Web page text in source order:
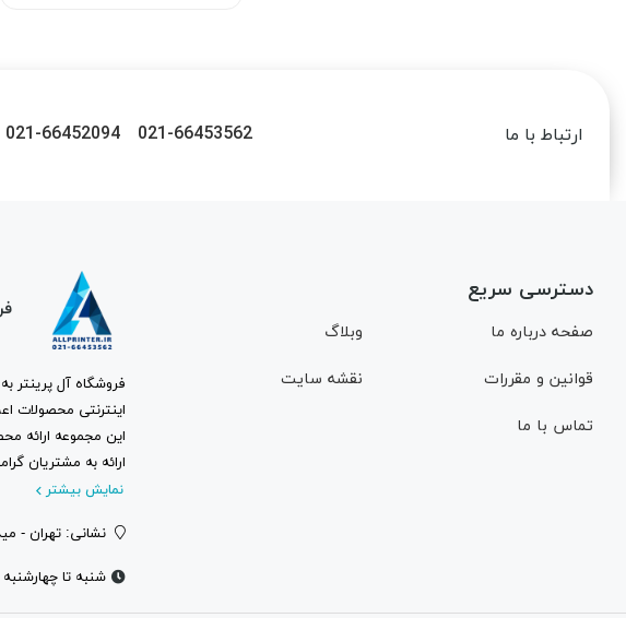
ارتباط با ما 021-66453562
021-66452094
دسترسی سریع
صفحه درباره ما وبلاگ
قوانین و مقررات نقشه سایت
تماس با ما
فروشگاه آل پرینتر
اینترنتی محصولات
این مجموعه ارائه
ارائه به مشتریان
نمایش بیشتر
نشانی: تهران -
شنبه تا چهارشنبه ساعت ۸ الی ۱۸